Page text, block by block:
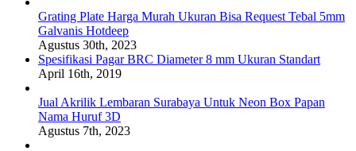
Grating Plate Harga Murah Ukuran Bisa Request Tebal 5mm
Galvanis Hotdeep
Agustus 30th, 2023
Spesifikasi Pagar BRC Diameter 8 mm Ukuran Standart
April 16th, 2019
Jual Akrilik Lembaran Surabaya Untuk Neon Box Papan
Nama Huruf 3D
Agustus 7th, 2023